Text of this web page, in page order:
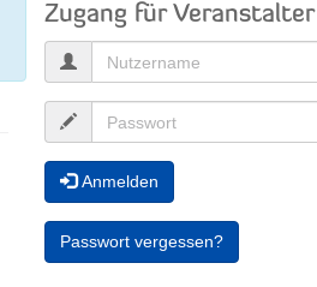
Zugang für Veranstalter
Anmelden
Passwort vergessen?